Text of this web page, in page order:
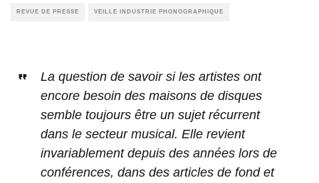
REVUE DE PRESSE VEILLE INDUSTRIE PHONOGRAPHIQUE
La question de savoir si les artistes ont
encore besoin des maisons de disques
semble toujours être un sujet récurrent
dans le secteur musical. Elle revient
invariablement depuis des années lors de
conférences, dans des articles de fond et